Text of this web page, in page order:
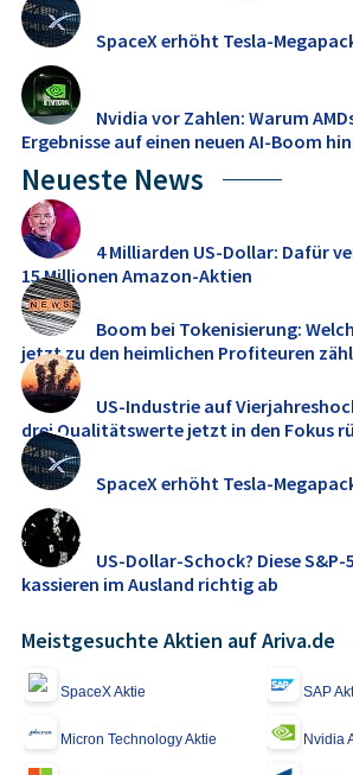
SpaceX erhöht Tesla-
Nvidia vor Zahlen: Warum
Ergebnisse auf einen neuen AI-Boom
Neueste News
4 Milliarden US-Dollar: Dafür
15 Millionen Amazon-Aktien
Boom bei Tokenisierung:
jetzt zu den heimlichen Profiteuren
US-Industrie auf
drei Qualitätswerte jetzt in den Fokus
SpaceX erhöht Tesla-
US-Dollar-Schock? Diese
kassieren im Ausland richtig ab
Meistgesuchte Aktien auf Ariva.de
SpaceX Aktie SAP
Micron Technology Aktie Nvidia